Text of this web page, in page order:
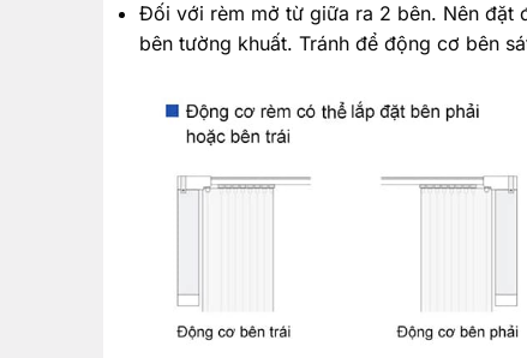
Đối với rèm mở từ giữa ra 2 bên. Nên
bên tường khuất. Tránh để động cơ bên